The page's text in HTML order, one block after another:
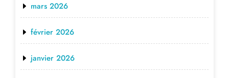
mars 2026
février 2026
janvier 2026